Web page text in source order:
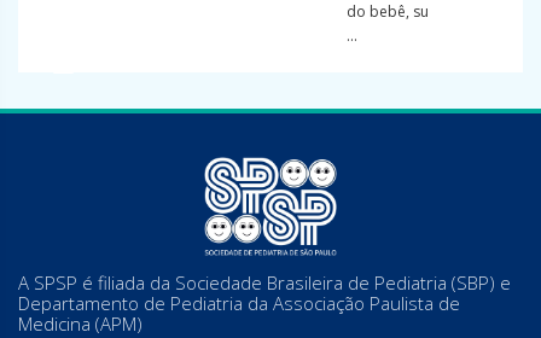
do bebê, su
...
A SPSP é filiada da Sociedade Brasileira de Pediatria (SBP) e
Departamento de Pediatria da Associação Paulista de
Medicina (APM)